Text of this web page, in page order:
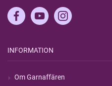
INFORMATION
Om Garnaffären